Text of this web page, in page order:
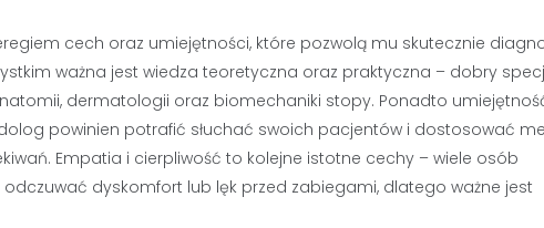
cech oraz umiejętności, które pozwolą mu skutecznie
ważna jest wiedza teoretyczna oraz praktyczna – dobry
dermatologii oraz biomechaniki stopy. Ponadto
powinien potrafić słuchać swoich pacjentów i dostosować
Empatia i cierpliwość to kolejne istotne cechy – wiele osób
dyskomfort lub lęk przed zabiegami, dlatego ważne jest